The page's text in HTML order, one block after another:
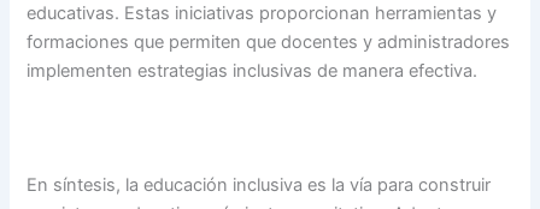
educativas. Estas iniciativas proporcionan herramientas y
formaciones que permiten que docentes y administradores
implementen estrategias inclusivas de manera efectiva.
En síntesis, la educación inclusiva es la vía para construir